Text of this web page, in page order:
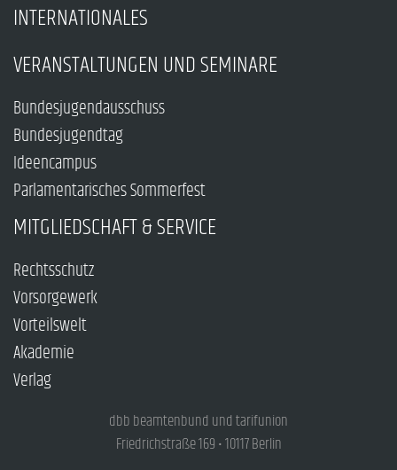
INTERNATIONALES
VERANSTALTUNGEN UND SEMINARE
Bundesjugendausschuss
Bundesjugendtag
Ideencampus
Parlamentarisches Sommerfest
MITGLIEDSCHAFT & SERVICE
Rechtsschutz
Vorsorgewerk
Vorteilswelt
Akademie
Verlag
dbb beamtenbund und tarifunion
Friedrichstraße 169 • 10117 Berlin